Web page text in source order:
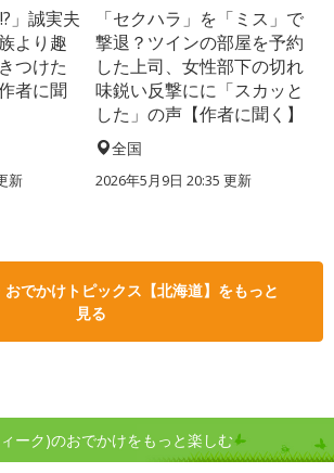
」誠実夫
より趣
つけた
者に聞
新
「セクハラ」を「ミス」で
撃退？ツインの部屋を予約
した上司、女性部下の切れ
味鋭い反撃にに「スカッと
した」の声【作者に聞く】
全国
2026年5月9日 20:35 更新
おでかけトピックス【北海道】をもっと
見る
ーク)のおでかけをもっと楽しむ